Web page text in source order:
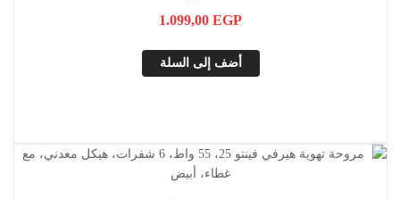
1.099,00 EGP
أضف إلى السلة